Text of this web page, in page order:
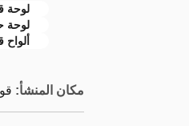
لوحة
لوحة
ألواح
مكان المنشأ: